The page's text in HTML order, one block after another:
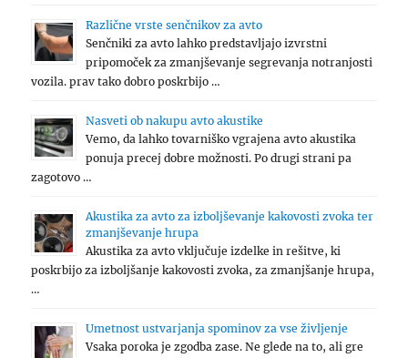
Različne vrste senčnikov za avto
Senčniki za avto lahko predstavljajo izvrstni
pripomoček za zmanjševanje segrevanja notranjosti
vozila. prav tako dobro poskrbijo …
Nasveti ob nakupu avto akustike
Vemo, da lahko tovarniško vgrajena avto akustika
ponuja precej dobre možnosti. Po drugi strani pa
zagotovo …
Akustika za avto za izboljševanje kakovosti zvoka ter
zmanjševanje hrupa
Akustika za avto vključuje izdelke in rešitve, ki
poskrbijo za izboljšanje kakovosti zvoka, za zmanjšanje hrupa,
…
Umetnost ustvarjanja spominov za vse življenje
Vsaka poroka je zgodba zase. Ne glede na to, ali gre